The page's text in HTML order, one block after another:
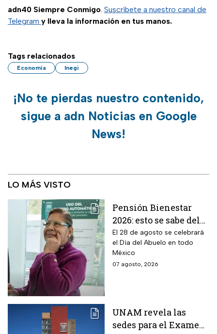
adn40 Siempre Conmigo. Suscríbete a nuestro canal de
Telegram y lleva la información en tus manos.
Tags relacionados
Economía Inegi
¡No te pierdas nuestro contenido,
sigue a adn Noticias en Google
News!
LO MÁS VISTO
Pensión Bienestar
2026: esto se sabe del
pago por el Día del
Abuelo en agosto
El 28 de agosto se celebrará
el Día del Abuelo en todo
México
07 agosto, 2026
UNAM revela las
sedes para el Examen